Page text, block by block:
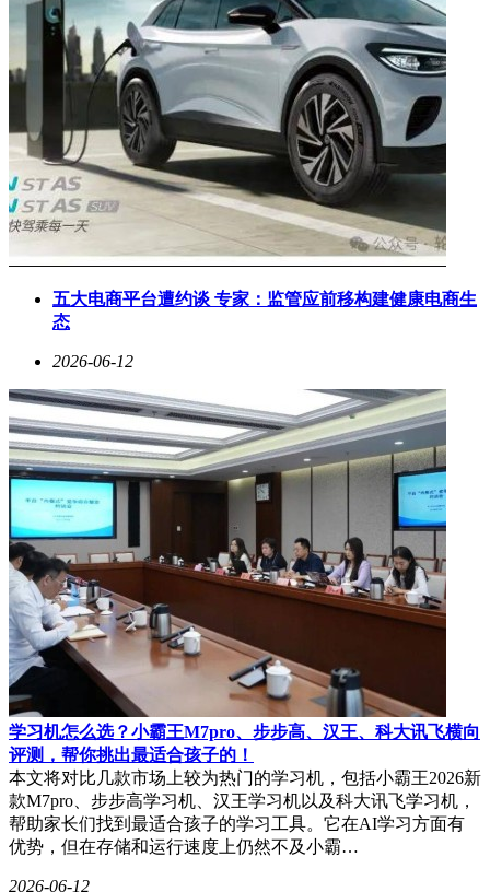
五大电商平台遭约谈 专家：监管应前移构建健康电商生
态
2026-06-12
学习机怎么选？小霸王M7pro、步步高、汉王、科大讯飞横向
评测，帮你挑出最适合孩子的！
本文将对比几款市场上较为热门的学习机，包括小霸王2026新
款M7pro、步步高学习机、汉王学习机以及科大讯飞学习机，
帮助家长们找到最适合孩子的学习工具。它在AI学习方面有
优势，但在存储和运行速度上仍然不及小霸…
2026-06-12